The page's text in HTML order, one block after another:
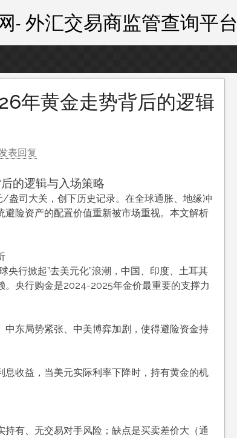
网- 外汇交易商监管查询平台
年黄金走势背后的逻辑
表回复
的逻辑与入场策略
司大关，创下历史记录。在全球通胀、地缘冲
险资产的配置价值重新被市场重视。本文解析
央行掀起”去美元化”浪潮，中国、印度、土耳其
央行购金是2024-2025年金价最重要的支撑力
中东局势紧张、中美博弈加剧，使得避险资金持
息收益，当美元实际利率下降时，持有黄金的机
有、无交易对手风险；缺点是买卖差价大（通